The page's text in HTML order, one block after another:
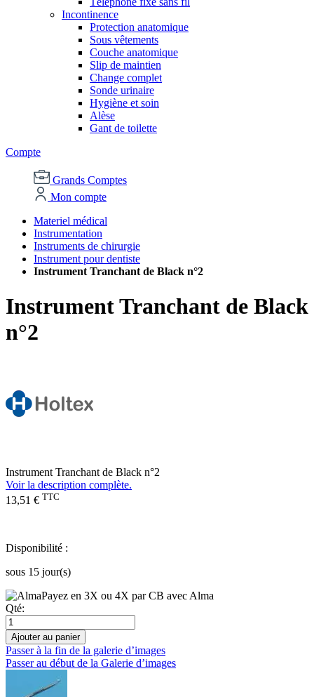
Incontinence
Protection anatomique
Sous vêtements
Couche anatomique
Slip de maintien
Change complet
Sonde urinaire
Hygiène et soin
Alèse
Gant de toilette
Compte
Grands Comptes
Mon compte
Materiel médical
Instrumentation
Instruments de chirurgie
Instrument pour dentiste
Instrument Tranchant de Black n°2
Instrument Tranchant de Black
n°2
Instrument Tranchant de Black n°2
Voir la description complète.
13,51 € TTC
Disponibilité :
sous 15 jour(s)
Payez en 3X ou 4X par CB avec Alma
Qté:
Ajouter au panier
Passer à la fin de la galerie d’images
Passer au début de la Galerie d’images